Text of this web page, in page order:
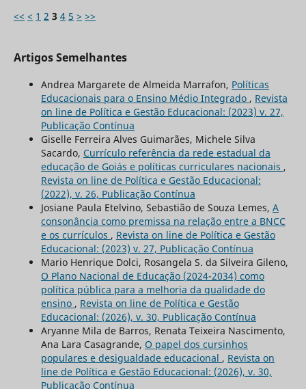
<< < 1 2 3 4 5 > >>
Artigos Semelhantes
Andrea Margarete de Almeida Marrafon, Políticas
Educacionais para o Ensino Médio Integrado , Revista
on line de Política e Gestão Educacional: (2023) v. 27,
Publicação Contínua
Giselle Ferreira Alves Guimarães, Michele Silva
Sacardo, Currículo referência da rede estadual da
educação de Goiás e políticas curriculares nacionais ,
Revista on line de Política e Gestão Educacional:
(2022), v. 26, Publicação Contínua
Josiane Paula Etelvino, Sebastião de Souza Lemes, A
consonância como premissa na relação entre a BNCC
e os currículos , Revista on line de Política e Gestão
Educacional: (2023) v. 27, Publicação Contínua
Mario Henrique Dolci, Rosangela S. da Silveira Gileno,
O Plano Nacional de Educação (2024-2034) como
política pública para a melhoria da qualidade do
ensino , Revista on line de Política e Gestão
Educacional: (2026), v. 30, Publicação Contínua
Aryanne Mila de Barros, Renata Teixeira Nascimento,
Ana Lara Casagrande, O papel dos cursinhos
populares e desigualdade educacional , Revista on
line de Política e Gestão Educacional: (2026), v. 30,
Publicação Contínua